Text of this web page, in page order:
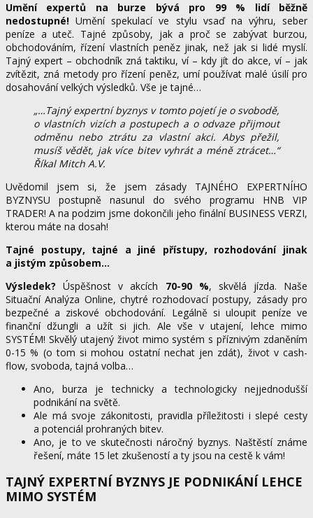
Umění expertů na burze bývá pro 99 % lidí běžně
nedostupné! Umění spekulací ve stylu vsaď na výhru, seber
peníze a uteč. Tajné způsoby, jak a proč se zabývat burzou,
obchodováním, řízení vlastních peněz jinak, než jak si lidé myslí.
Tajný expert – obchodník zná taktiku, ví – kdy jít do akce, ví – jak
zvítězit, zná metody pro řízení peněz, umí používat malé úsilí pro
dosahování velkých výsledků. Vše je tajné…
„…Tajný expertní byznys v tomto pojetí je o svobodě,
o vlastních vizích a postupech a o odvaze přijmout
odměnu nebo ztrátu za vlastní akci. Abys přežil,
musíš vědět, jak více bitev vyhrát a méně ztrácet…“
Říkal Mitch A.V.
Uvědomil jsem si, že jsem zásady TAJNÉHO EXPERTNÍHO
BYZNYSU postupně nasunul do svého programu HNB VIP
TRADER! A na podzim jsme dokončili jeho finální BUSINESS VERZI,
kterou máte na dosah!
Tajné postupy, tajné a jiné přístupy, rozhodování jinak
a jistým způsobem…
Výsledek? Úspěšnost v akcích 70-90 %, skvělá jízda. Naše
Situační Analýza Online, chytré rozhodovací postupy, zásady pro
bezpečné a ziskové obchodování. Legálně si uloupit peníze ve
finanční džungli a užít si jich. Ale vše v utajení, lehce mimo
SYSTÉM! Skvělý utajený život mimo systém s příznivým zdaněním
0-15 % (o tom si mohou ostatní nechat jen zdát), život v cash-
flow, svoboda, tajná volba…
Ano, burza je technicky a technologicky nejjednodušší
podnikání na světě.
Ale má svoje zákonitosti, pravidla příležitosti i slepé cesty
a potenciál prohraných bitev.
Ano, je to ve skutečnosti náročný byznys. Naštěstí známe
řešení, máte 15 let zkušeností a ty jsou na cestě k vám!
TAJNÝ EXPERTNÍ BYZNYS JE PODNIKÁNÍ LEHCE
MIMO SYSTÉM